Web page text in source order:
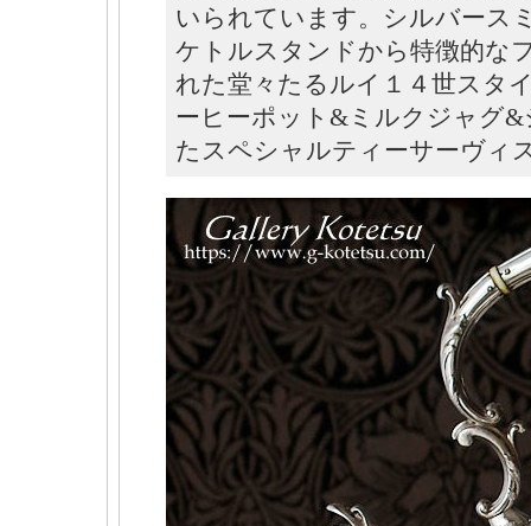
いられています。シルバース
ケトルスタンドから特徴的な
れた堂々たるルイ１４世スタ
ーヒーポット&ミルクジャグ
たスペシャルティーサーヴィ